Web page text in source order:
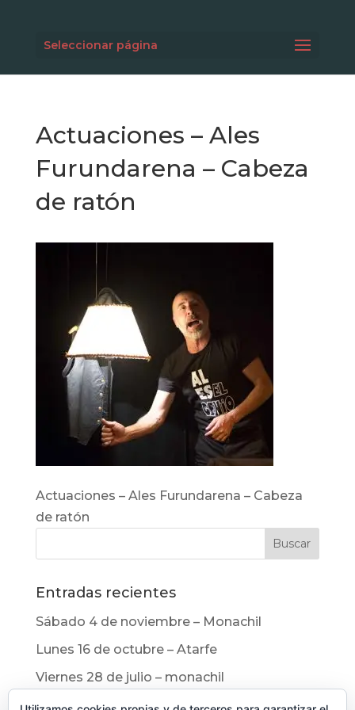
Seleccionar página
Actuaciones – Ales
Furundarena – Cabeza
de ratón
Actuaciones – Ales Furundarena – Cabeza
de ratón
Entradas recientes
Sábado 4 de noviembre – Monachil
Lunes 16 de octubre – Atarfe
Viernes 28 de julio – monachil
Viernes 7 de julio – Albolote